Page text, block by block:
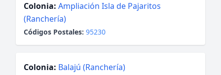
Colonia: Ampliación Isla de Pajaritos
(Ranchería)
Códigos Postales: 95230
Colonia: Balajú (Ranchería)